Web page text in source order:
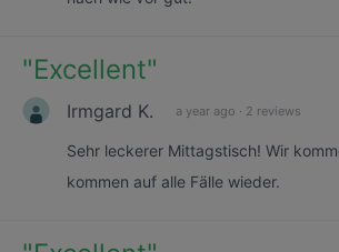
"Excellent"
Irmgard K. a year ago · 2 reviews
Sehr leckerer Mittagstisch! Wir
kommen auf alle Fälle wieder.